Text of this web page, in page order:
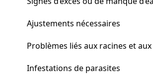
Ajustements nécessaires
Problèmes liés aux racines et
Infestations de parasites